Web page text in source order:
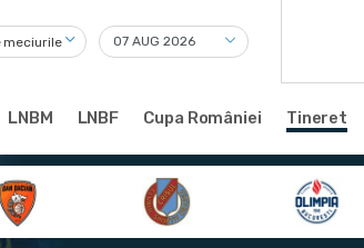
meciurile
LNBM LNBF Cupa României Tineret